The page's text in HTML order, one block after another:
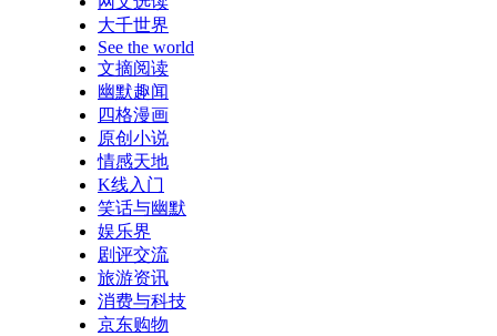
大千世界
See the world
文摘阅读
幽默趣闻
四格漫画
原创小说
情感天地
K线入门
笑话与幽默
娱乐界
剧评交流
旅游资讯
消费与科技
京东购物